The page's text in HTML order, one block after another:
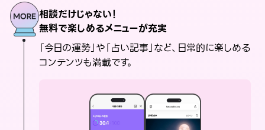
相談だけじゃない！
無料で楽しめるメニューが充実
「今日の運勢」や「占い記事」など、日常的に楽しめる
コンテンツも満載です。